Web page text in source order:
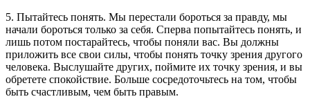
5. Пытайтесь понять. Мы перестали бороться за правду, мы
начали бороться только за себя. Сперва попытайтесь понять, и
лишь потом постарайтесь, чтобы поняли вас. Вы должны
приложить все свои силы, чтобы понять точку зрения другого
человека. Выслушайте других, поймите их точку зрения, и вы
обретете спокойствие. Больше сосредоточьтесь на том, чтобы
быть счастливым, чем быть правым.